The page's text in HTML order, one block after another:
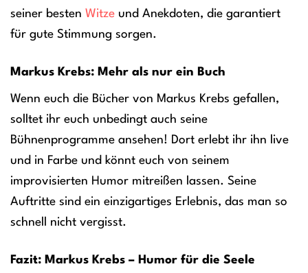
seiner besten Witze und Anekdoten, die garantiert
für gute Stimmung sorgen.
Markus Krebs: Mehr als nur ein Buch
Wenn euch die Bücher von Markus Krebs gefallen,
solltet ihr euch unbedingt auch seine
Bühnenprogramme ansehen! Dort erlebt ihr ihn live
und in Farbe und könnt euch von seinem
improvisierten Humor mitreißen lassen. Seine
Auftritte sind ein einzigartiges Erlebnis, das man so
schnell nicht vergisst.
Fazit: Markus Krebs – Humor für die Seele